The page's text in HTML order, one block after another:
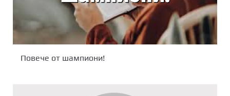
Повече от шампиони!